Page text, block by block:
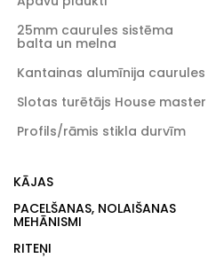
25mm caurules sistēma
balta un melna
Kantainas alumīnija caurules
Slotas turētājs House master
Profils/rāmis stikla durvīm
KĀJAS
PACELŠANAS, NOLAIŠANAS
MEHĀNISMI
RITEŅI